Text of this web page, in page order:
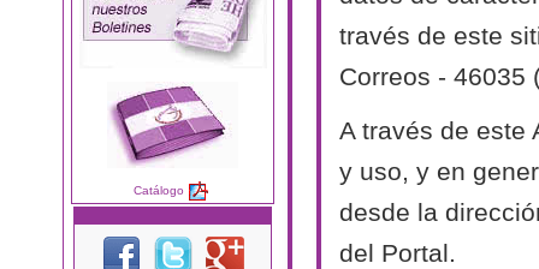
Catálogo
través de este
Correos - 46035
A través de este
y uso, y en
desde la
del Portal.